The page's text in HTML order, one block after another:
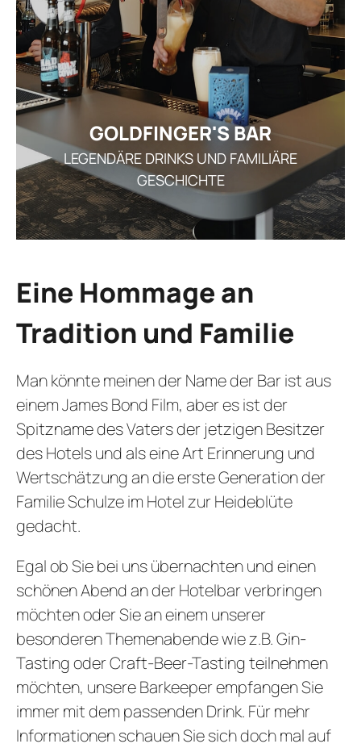
EVENT &
ÜBERSICHT EVENTS &
BETRIEBSAUSFLÜGE/
AKTUELLE
FEIERN IM
ÜBERSICHT
GOLDFINGER'S BAR
LEGENDÄRE DRINKS UND FAMILIÄRE
GESCHICHTE
Eine Hommage an
Tradition und Familie
Man könnte meinen der Name der Bar ist aus
einem James Bond Film, aber es ist der
Spitzname des Vaters der jetzigen Besitzer
des Hotels und als eine Art Erinnerung und
Wertschätzung an die erste Generation der
Familie Schulze im Hotel zur Heideblüte
gedacht.
Egal ob Sie bei uns übernachten und einen
schönen Abend an der Hotelbar verbringen
möchten oder Sie an einem unserer
besonderen Themenabende wie z.B. Gin-
Tasting oder Craft-Beer-Tasting teilnehmen
möchten, unsere Barkeeper empfangen Sie
immer mit dem passenden Drink. Für mehr
Informationen schauen Sie sich doch mal auf